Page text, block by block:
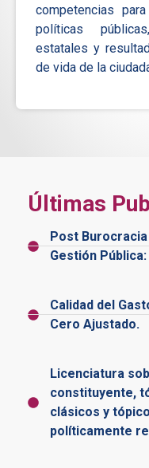
competencias
políticas
estatales y
de vida de la
Últimas
Post
Gestión
Calidad del
Cero Ajustado.
Licenciatura
constituyente,
clásicos y
políticamente